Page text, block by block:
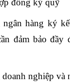
đồng ký quỹ
ngân hàng ký
đảm bảo đầy
nghiệp và